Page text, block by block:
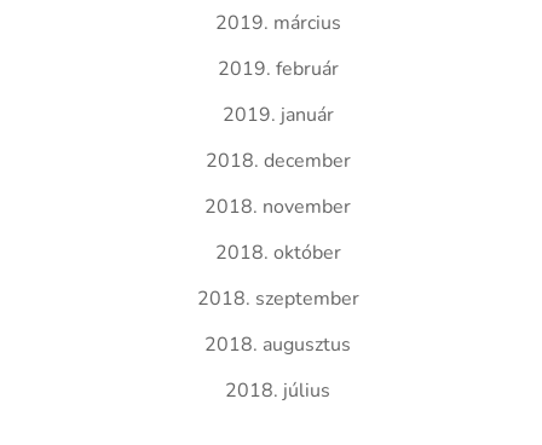
2019. március
2019. február
2019. január
2018. december
2018. november
2018. október
2018. szeptember
2018. augusztus
2018. július